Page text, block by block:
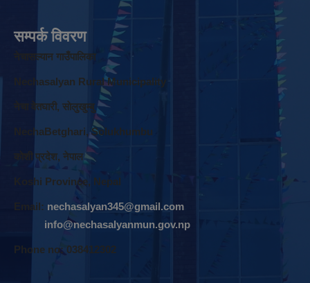
सम्पर्क विवरण
नेचासल्यान गाउँपालिका
Nechasalyan Rural Municipality
नेचा वेतघारी, साेलुखुम्बु
NechaBetghari, Solukhumbu
काेशी प्रदेश, नेपाल
Koshi Province, Nepal
Email: nechasalyan345@gmail.com
info@nechasalyanmun.gov.np
Phone no: 038412302